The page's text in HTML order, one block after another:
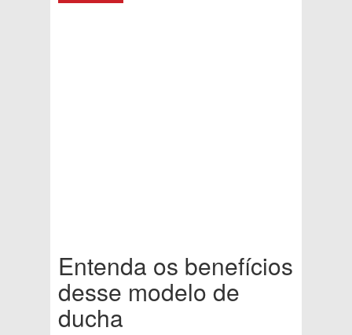
Entenda os benefícios
desse modelo de
ducha